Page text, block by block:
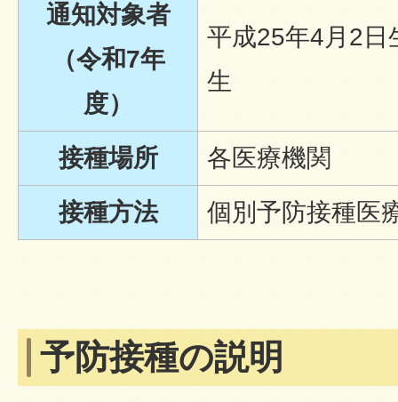
通知対象者
（令和7年
度）
平成25年4月2日
生
接種場所
各医療機関
接種方法
個別予防接種医
予防接種の説明